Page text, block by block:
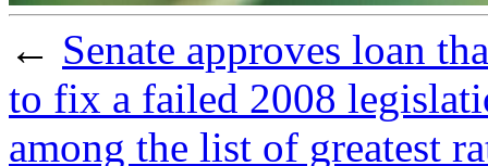
← Senate approves loan
to fix a failed 2008
among the list of greatest